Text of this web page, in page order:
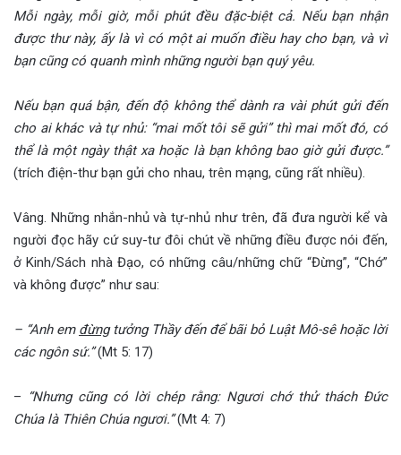
Mỗi ngày, mỗi giờ, mỗi phút đều đặc-biệt cả. Nếu bạn nhận
được thư này, ấy là vì có một ai muốn điều hay cho bạn, và vì
bạn cũng có quanh mình những người bạn quý yêu.
Nếu bạn quá bận, đến độ không thể dành ra vài phút gửi đến
cho ai khác và tự nhủ: “mai mốt tôi sẽ gửi” thì mai mốt đó, có
thể là một ngày thật xa hoặc là bạn không bao giờ gửi được.”
(trích điện-thư bạn gửi cho nhau, trên mạng, cũng rất nhiều).
Vâng. Những nhắn-nhủ và tự-nhủ như trên, đã đưa người kể và
người đọc hãy cứ suy-tư đôi chút về những điều được nói đến,
ở Kinh/Sách nhà Đạo, có những câu/những chữ “Đừng”, “Chớ”
và không được” như sau:
– “Anh em đừngtưởng Thầy đến để bãi bỏ Luật Mô-sê hoặc lời
các ngôn sứ.”(Mt 5: 17)
–
“Nhưng cũng có lời chép rằng: Ngươi chớ thử thách Đức
Chúa là Thiên Chúa ngươi.”(Mt 4: 7)